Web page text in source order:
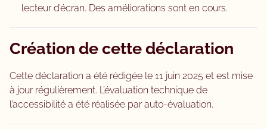
lecteur d’écran. Des améliorations sont en cours.
Création de cette déclaration
Cette déclaration a été rédigée le 11 juin 2025 et est mise
à jour régulièrement. L’évaluation technique de
l’accessibilité a été réalisée par auto-évaluation.